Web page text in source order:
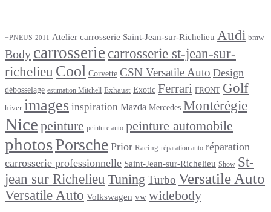
+PNEUS 2011 Atelier carrosserie Saint-Jean-sur-Richelieu Audi bmw
Body carrosserie carrosserie st-jean-sur-
richelieu Cool Corvette CSN Versatile Auto Design
débosselage estimation Mitchell Exhaust Exotic Ferrari FRONT Golf
hiver images inspiration Mazda Mercedes Montérégie
Nice peinture peinture auto peinture automobile
photosPorsche Prior Racing réparation auto réparation
carrosserie professionnelle Saint-Jean-sur-Richelieu Show St-
jean sur Richelieu Tuning Turbo Versatile Auto
Versatile Auto Volkswagen vw widebody